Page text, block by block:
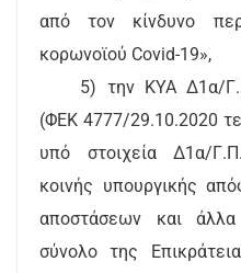
από τον κίνδυνο
κορωνοϊού Covid-19»,
5) την ΚΥΑ Δ1α/
(ΦΕΚ 4777/29.10.2020
υπό στοιχεία Δ1α/
κοινής υπουργικής
αποστάσεων και
σύνολο της